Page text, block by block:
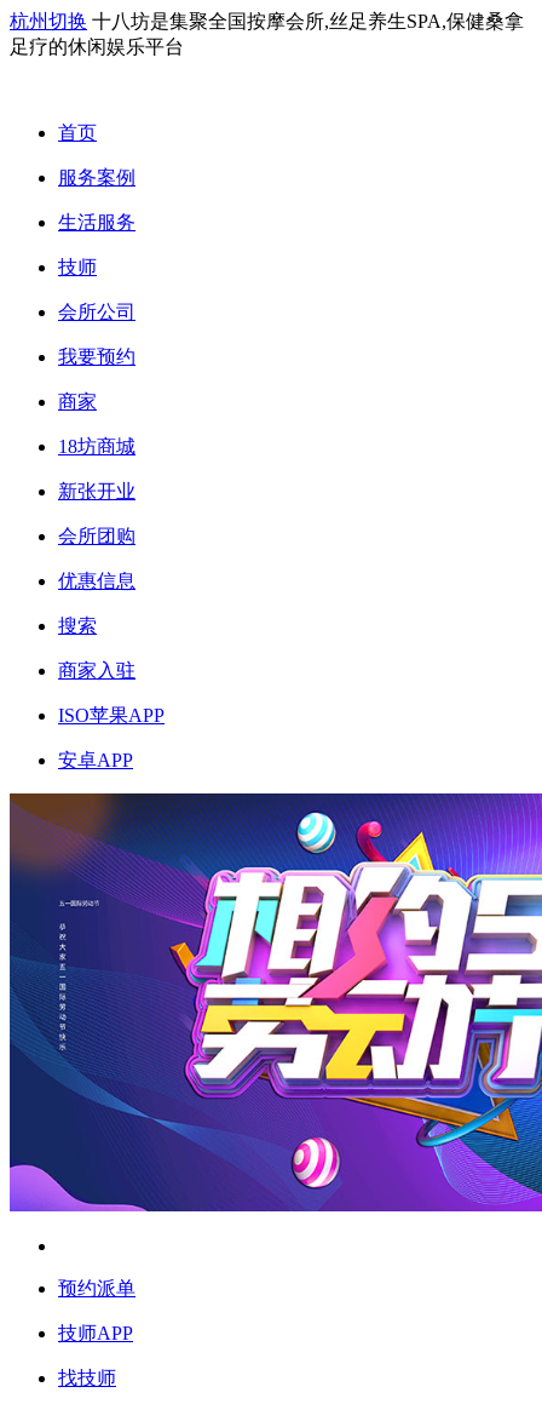
杭州切换 十八坊是集聚全国按摩会所,丝足养生SPA,保健桑拿
足疗的休闲娱乐平台
首页
服务案例
生活服务
技师
会所公司
我要预约
商家
18坊商城
新张开业
会所团购
优惠信息
搜索
商家入驻
ISO苹果APP
安卓APP
预约派单
技师APP
找技师